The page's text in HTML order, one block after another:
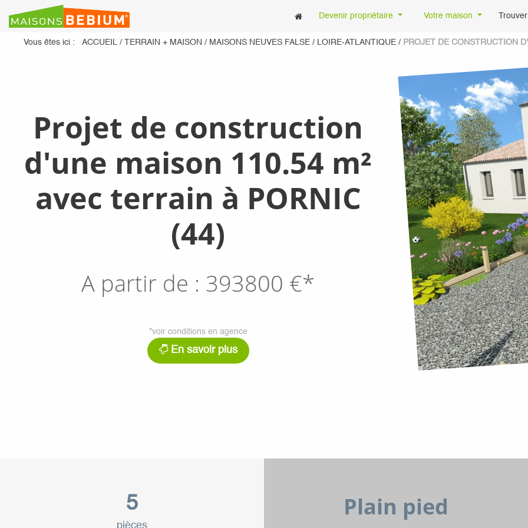
Devenir propriétaire Votre maison
Vous êtes ici : ACCUEIL / TERRAIN + MAISON / MAISONS NEUVES FALSE / LOIRE-ATLANTIQUE / PROJET DE CONSTRUCTION
Projet de construction
d'une maison 110.54 m²
avec terrain à PORNIC
(44)
A partir de : 393800 €*
*voir conditions en agence
En savoir plus
5
pièces
Plain pied